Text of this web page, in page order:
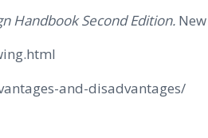
Handbook Second Edition. New
and-disadvantages/